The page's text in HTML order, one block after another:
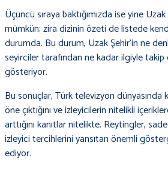
Üçüncü sıraya baktığımızda ise yine
mümkün; zira dizinin özeti de listede
durumda. Bu durum, Uzak Şehir’in ne
seyirciler tarafından ne kadar ilgiyle takip
gösteriyor.
Bu sonuçlar, Türk televizyon dünyasında
öne çıktığını ve izleyicilerin nitelikli
arttığını kanıtlar nitelikte. Reytingler,
izleyici tercihlerini yansıtan önemli
ediyor.